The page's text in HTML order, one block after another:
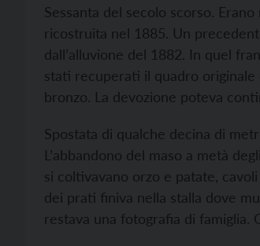
Sessanta del secolo scorso.
ricostruita nel 1885. Un
dall’alluvione del 1882. In quel
stati recuperati il quadro originale
bronzo. La devozione poteva
Spostata di qualche decina di
L’abbandono del maso a metà
si coltivavano orzo e patate, cavoli
dei prati finiva nella stalla dove
restava una fotografia di famiglia.